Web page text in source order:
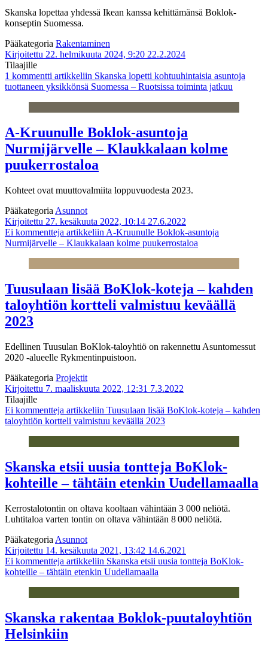
Skanska lopettaa yhdessä Ikean kanssa kehittämänsä Boklok-
konseptin Suomessa.
Pääkategoria Rakentaminen
Kirjoitettu 22. helmikuuta 2024, 9:20 22.2.2024
Tilaajille
1 kommentti artikkeliin Skanska lopetti kohtuuhintaisia asuntoja
tuottaneen yksikkönsä Suomessa – Ruotsissa toiminta jatkuu
A-Kruunulle Boklok-asuntoja
Nurmijärvelle – Klaukkalaan kolme
puukerrostaloa
Kohteet ovat muuttovalmiita loppuvuodesta 2023.
Pääkategoria Asunnot
Kirjoitettu 27. kesäkuuta 2022, 10:14 27.6.2022
Ei kommentteja artikkeliin A-Kruunulle Boklok-asuntoja
Nurmijärvelle – Klaukkalaan kolme puukerrostaloa
Tuusulaan lisää BoKlok-koteja – kahden
taloyhtiön kortteli valmistuu keväällä
2023
Edellinen Tuusulan BoKlok-taloyhtiö on rakennettu Asuntomessut
2020 -alueelle Rykmentinpuistoon.
Pääkategoria Projektit
Kirjoitettu 7. maaliskuuta 2022, 12:31 7.3.2022
Tilaajille
Ei kommentteja artikkeliin Tuusulaan lisää BoKlok-koteja – kahden
taloyhtiön kortteli valmistuu keväällä 2023
Skanska etsii uusia tontteja BoKlok-
kohteille – tähtäin etenkin Uudellamaalla
Kerrostalotontin on oltava kooltaan vähintään 3 000 neliötä.
Luhtitaloa varten tontin on oltava vähintään 8 000 neliötä.
Pääkategoria Asunnot
Kirjoitettu 14. kesäkuuta 2021, 13:42 14.6.2021
Ei kommentteja artikkeliin Skanska etsii uusia tontteja BoKlok-
kohteille – tähtäin etenkin Uudellamaalla
Skanska rakentaa Boklok-puutaloyhtiön
Helsinkiin